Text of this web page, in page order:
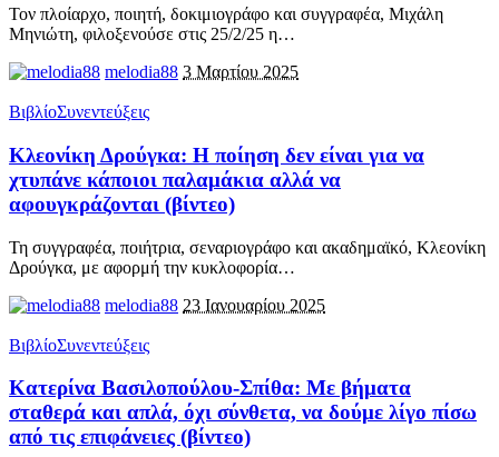
Τον πλοίαρχο, ποιητή, δοκιμιογράφο και συγγραφέα, Μιχάλη
Μηνιώτη, φιλοξενούσε στις 25/2/25 η…
melodia88 3 Μαρτίου 2025
ΒιβλίοΣυνεντεύξεις
Κλεονίκη Δρούγκα: Η ποίηση δεν είναι για να
χτυπάνε κάποιοι παλαμάκια αλλά να
αφουγκράζονται (βίντεο)
Τη συγγραφέα, ποιήτρια, σεναριογράφο και ακαδημαϊκό, Κλεονίκη
Δρούγκα, με αφορμή την κυκλοφορία…
melodia88 23 Ιανουαρίου 2025
ΒιβλίοΣυνεντεύξεις
Κατερίνα Βασιλοπούλου-Σπίθα: Με βήματα
σταθερά και απλά, όχι σύνθετα, να δούμε λίγο πίσω
από τις επιφάνειες (βίντεο)